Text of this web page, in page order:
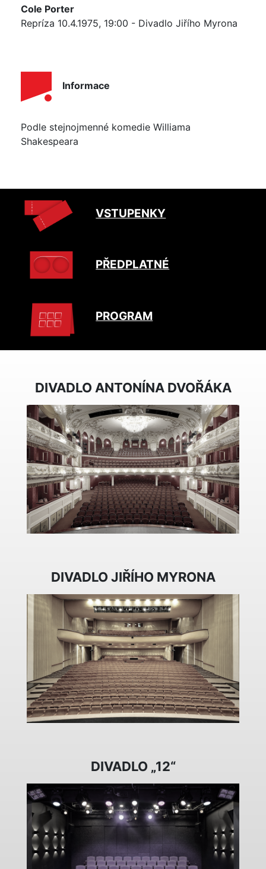
Cole Porter
Repríza 10.4.1975, 19:00 - Divadlo Jiřího Myrona
Informace
Podle stejnojmenné komedie Williama
Shakespeara
VSTUPENKY
PŘEDPLATNÉ
PROGRAM
DIVADLO ANTONÍNA DVOŘÁKA
DIVADLO JIŘÍHO MYRONA
DIVADLO „12“